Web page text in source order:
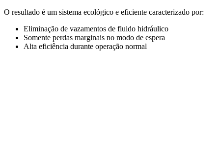
O resultado é um sistema ecológico e eficiente caracterizado por:
Eliminação de vazamentos de fluido hidráulico
Somente perdas marginais no modo de espera
Alta eficiência durante operação normal